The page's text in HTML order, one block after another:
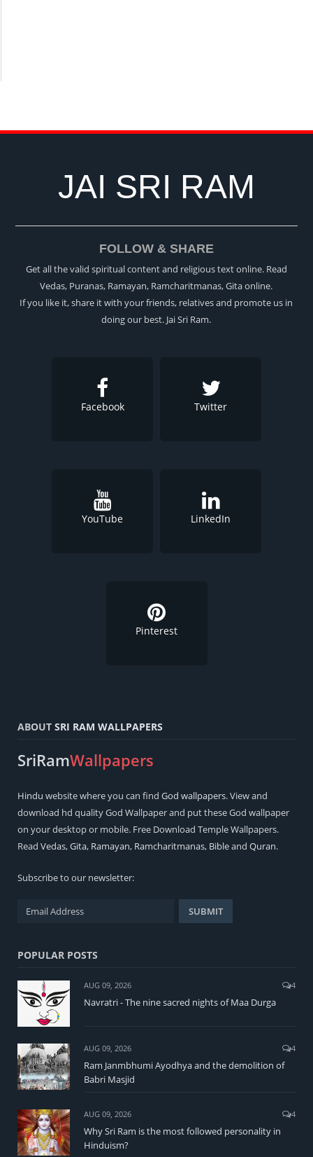
JAI SRI RAM
FOLLOW & SHARE
Get all the valid spiritual content and religious text online. Read
Vedas, Puranas, Ramayan, Ramcharitmanas, Gita online.
If you like it, share it with your friends, relatives and promote us in
doing our best. Jai Sri Ram.
Facebook Twitter
YouTube LinkedIn
Pinterest
ABOUT SRI RAM WALLPAPERS
SriRamWallpapers
Hindu website where you can find God wallpapers. View and
download hd quality God Wallpaper and put these God wallpaper
on your desktop or mobile. Free Download Temple Wallpapers.
Read Vedas,Gita, Ramayan, Ramcharitmanas, Bibleand Quran.
Subscribe to our newsletter:
POPULAR POSTS
AUG 09, 2026 4
Navratri - The nine sacred nights of Maa Durga
AUG 09, 2026 4
Ram Janmbhumi Ayodhya and the demolition of
Babri Masjid
AUG 09, 2026 4
Why Sri Ram is the most followed personality in
Hinduism?